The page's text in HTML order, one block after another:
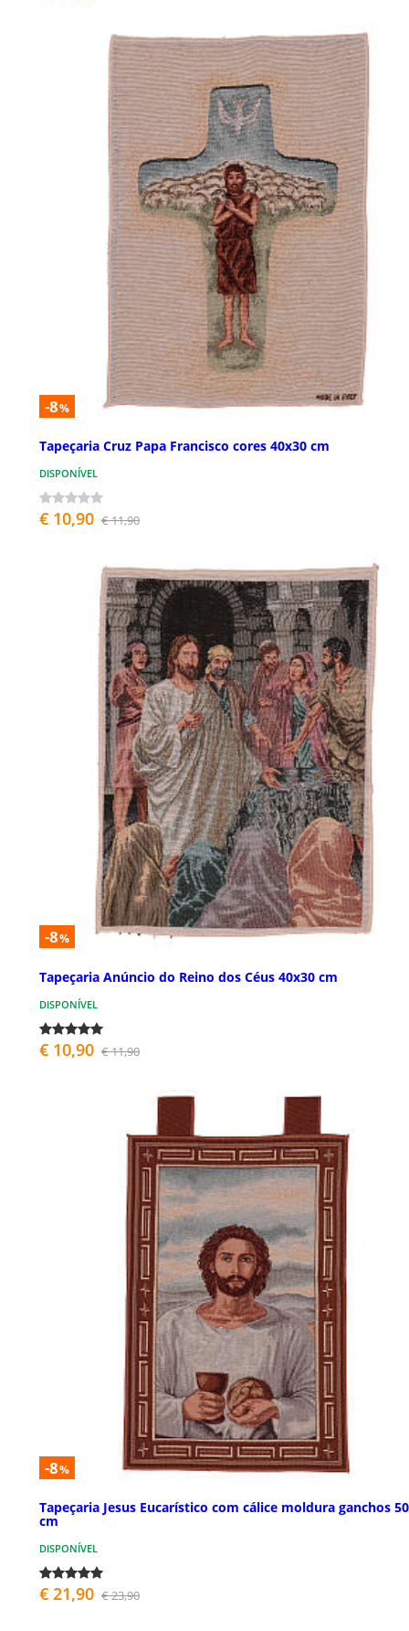
-8%
Tapeçaria Cruz Papa Francisco cores 40x30 cm
DISPONÍVEL
€ 10,90 € 11,90
-8%
Tapeçaria Anúncio do Reino dos Céus 40x30 cm
DISPONÍVEL
€ 10,90 € 11,90
-8%
Tapeçaria Jesus Eucarístico com cálice moldura ganchos
cm
DISPONÍVEL
€ 21,90 € 23,90